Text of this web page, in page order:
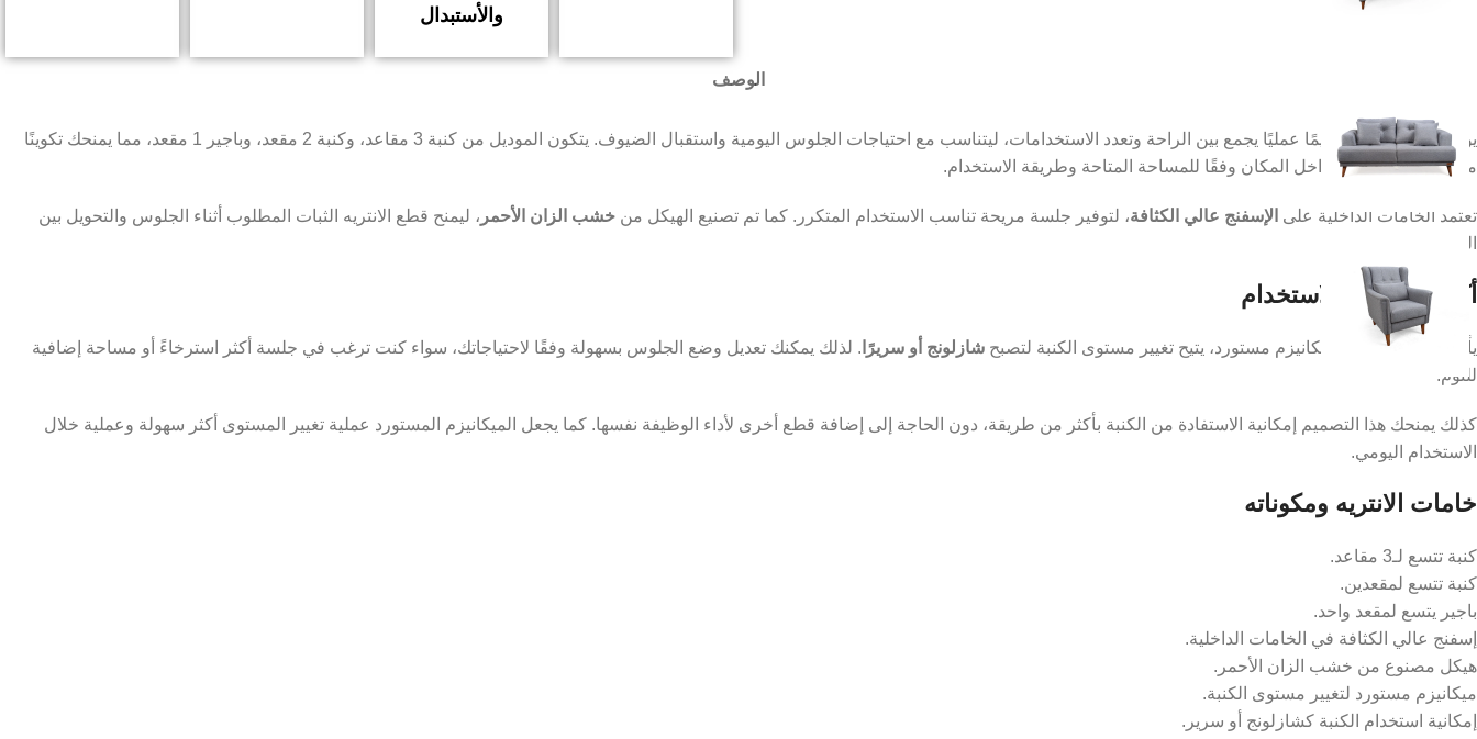
والأستبدال
الوصف
يوفرانتريه – ريتا
تصميمًا عمليًا يجمع بين الراحة وتعدد الاستخدامات، ليتناسب مع احتياجات الجلوس اليومية واستقبال الضيوف. يتكون الموديل من كنبة 3 مقاعد، وكنبة 2 مقعد، وباجير 1 مقعد، مما يمنحك تكوينًا
متكاملًا يمكن توزيعه داخل المكان وفقًا للمساحة المتاحة وطريقة الاستخدام.
تعتمد الخامات الداخلية على الإسفنج عالي الكثافة، لتوفير جلسة مريحة تناسب الاستخدام المتكرر. كما تم تصنيع الهيكل من خشب الزان الأحمر ، ليمنح قطع الانتريه الثبات المطلوب أثناء الجلوس والتحويل بين
المستويات المختلفة.
أكثر من وضع للاستخدام
يأتي الموديل مزودًا بميكانيزم مستورد، يتيح تغيير مستوى الكنبة لتصبح شازلونج أو سريرًا . لذلك يمكنك تعديل وضع الجلوس بسهولة وفقًا لاحتياجاتك، سواء كنت ترغب في جلسة أكثر استرخاءً أو مساحة إضافية
للنوم.
كذلك يمنحك هذا التصميم إمكانية الاستفادة من الكنبة بأكثر من طريقة، دون الحاجة إلى إضافة قطع أخرى لأداء الوظيفة نفسها. كما يجعل الميكانيزم المستورد عملية تغيير المستوى أكثر سهولة وعملية خلال
الاستخدام اليومي.
خامات الانتريه ومكوناته
كنبة تتسع لـ3 مقاعد.
كنبة تتسع لمقعدين.
باجير يتسع لمقعد واحد.
إسفنج عالي الكثافة في الخامات الداخلية.
هيكل مصنوع من خشب الزان الأحمر.
ميكانيزم مستورد لتغيير مستوى الكنبة.
إمكانية استخدام الكنبة كشازلونج أو سرير.